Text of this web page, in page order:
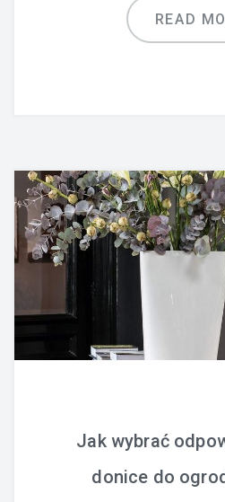
READ
Jak wybrać
donice do